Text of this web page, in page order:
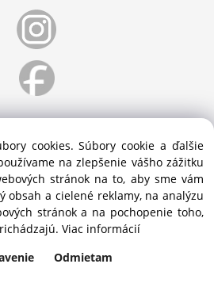
cookies. Súbory cookie a ďalšie
na zlepšenie vášho zážitku
stránok na to, aby sme vám
obsah a cielené reklamy, na analýzu
stránok a na pochopenie toho,
Viac informácií
Odmietam